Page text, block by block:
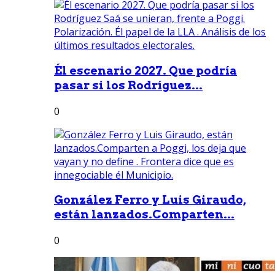
Él escenario 2027. Que podría
pasar si los Rodríguez...
0
González Ferro y Luis Giraudo,
están lanzados.Comparten...
0